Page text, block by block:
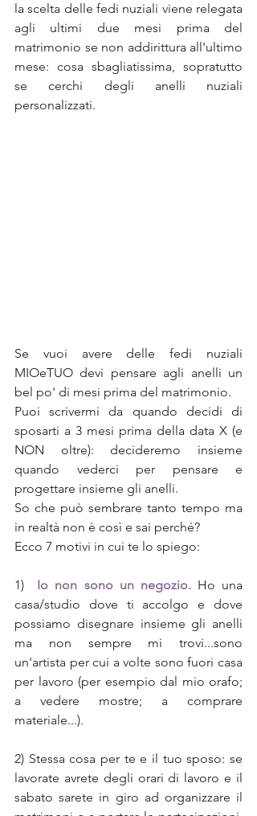
la scelta delle fedi nuziali viene relegata
agli ultimi due mesi prima del
matrimonio se non addirittura all'ultimo
mese: cosa sbagliatissima, sopratutto
se cerchi degli anelli nuziali
personalizzati.
Se vuoi avere delle fedi nuziali
MIOeTUO devi pensare agli anelli un
bel po' di mesi prima del matrimonio.
Puoi scrivermi da quando decidi di
sposarti a 3 mesi prima della data X (e
NON oltre): decideremo insieme
quando vederci per pensare e
progettare insieme gli anelli.
So che può sembrare tanto tempo ma
in realtà non è così e sai perché?
Ecco 7 motivi in cui te lo spiego:
1) Io non sono un negozio. Ho una
casa/studio dove ti accolgo e dove
possiamo disegnare insieme gli anelli
ma non sempre mi trovi...sono
un'artista per cui a volte sono fuori casa
per lavoro (per esempio dal mio orafo;
a vedere mostre; a comprare
materiale...).
2) Stessa cosa per te e il tuo sposo: se
lavorate avrete degli orari di lavoro e il
sabato sarete in giro ad organizzare il